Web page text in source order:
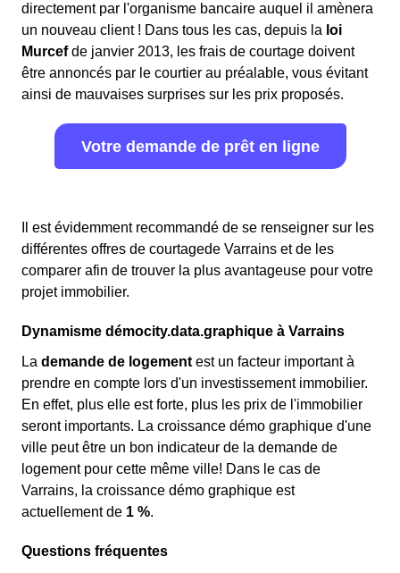
directement par l'organisme bancaire auquel il amènera
un nouveau client ! Dans tous les cas, depuis la loi
Murcefde janvier 2013, les frais de courtage doivent
être annoncés par le courtier au préalable, vous évitant
ainsi de mauvaises surprises sur les prix proposés.
Votre demande de prêt en ligne
Il est évidemment recommandé de se renseigner sur les
différentes offres de courtagede Varrains et de les
comparer afin de trouver la plus avantageuse pour votre
projet immobilier.
Dynamisme démocity.data.graphique à Varrains
La demande de logement est un facteur important à
prendre en compte lors d'un investissement immobilier.
En effet, plus elle est forte, plus les prix de l'immobilier
seront importants. La croissance démo graphique d'une
ville peut être un bon indicateur de la demande de
logement pour cette même ville! Dans le cas de
Varrains, la croissance démo graphique est
actuellement de 1 %.
Questions fréquentes